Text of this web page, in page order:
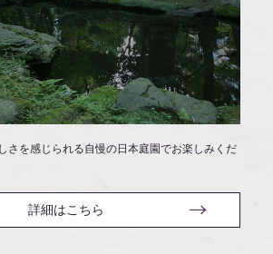
さを感じられる自慢の日本庭園でお楽しみくだ
詳細はこちら